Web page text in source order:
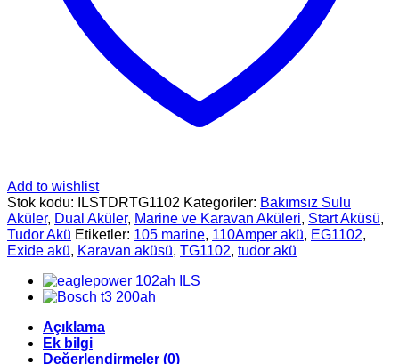
Add to wishlist
Stok kodu:
ILSTDRTG1102 Kategoriler: Bakımsız Sulu
Aküler, Dual Aküler, Marine ve Karavan Aküleri, Start Aküsü,
Tudor Akü Etiketler: 105 marine, 110Amper akü, EG1102,
Exide akü, Karavan aküsü, TG1102, tudor akü
Açıklama
Ek bilgi
Değerlendirmeler (0)